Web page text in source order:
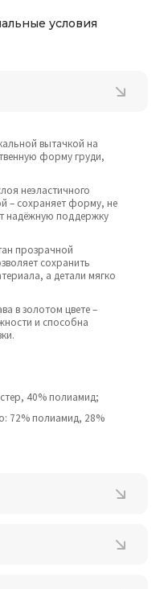
условия
вытачкой на
форму груди,
неэластичного
– сохраняет форму, не
надёжную поддержку
прозрачной
сохранить
а детали мягко
в золотом цвете –
и способна
40% полиамид;
72% полиамид, 28%